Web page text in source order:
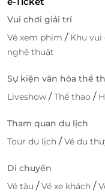
dưỡng cao sẽ
Vui chơi giải trí
Vé xem phim / Khu vui
nghệ thuật
Sự kiện văn hóa thể
Liveshow /Thể thao /
Tham quan du lịch
Tour du lịch /Vé du
Di chuyển
Vé tàu /Vé xe khách /